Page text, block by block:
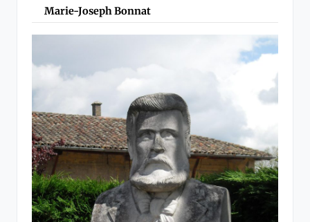
Marie-Joseph Bonnat